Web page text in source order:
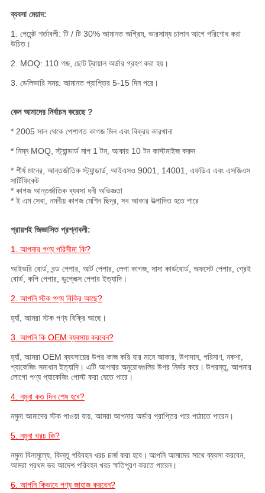
ব্যবসা মেয়াদ:
1. পেমেন্ট শর্তাবলী: টি / টি 30% আমানত অগ্রিম, ভারসাম্য চালান আগে পরিশোধ করা
উচিত।
2. MOQ: 110 গজ, ছোট ট্রায়াল অর্ডার গ্রহণ করা হয়।
3. ডেলিভারি সময়: আমানত প্রাপ্তির 5-15 দিন পরে।
কেন আমাদের নির্বাচন করেছে ?
* 2005 সাল থেকে পেশাগত কাগজ মিল এবং বিক্রয় কারখানা
* নিম্ন MOQ, স্ট্যান্ডার্ড মাপ 1 টন, আকার 10 টন কাস্টমাইজ করুন
* শীর্ষ মানের, আন্তর্জাতিক স্ট্যান্ডার্ড, আইএসও 9001, 14001, এফডিএ এবং এসজিএস
সার্টিফিকেট
* কাগজ আন্তর্জাতিক ব্যবসা ধনী অভিজ্ঞতা
* ই এম সেবা, নমনীয় কাগজ মেশিন ছিদ্র, সব আকার উত্পাদিত হতে পারে
প্রায়শই জিজ্ঞাসিত প্রশ্নাবলী:
1. আপনার পণ্য পরিসীমা কি?
আইভরি বোর্ড, বন্ড পেপার, আর্ট পেপার, লেপা কাগজ, সাদা কার্ডবোর্ড, অফসেট পেপার, গ্রেই
বোর্ড, কপি পেপার, ডুপ্লেক্স পেপার ইত্যাদি।
2. আপনি স্টক পণ্য বিক্রি আছে?
হ্যাঁ, আমরা স্টক পণ্য বিক্রি আছে।
3. আপনি কি OEM ব্যবসায় করবেন?
হ্যাঁ, আমরা OEM ব্যবসায়ের উপর কাজ করি যার মানে আকার, উপাদান, পরিমাণ, নকশা,
প্যাকেজিং সমাধান ইত্যাদি। এটি আপনার অনুরোধগুলির উপর নির্ভর করে। উপরন্তু, আপনার
লোগো পণ্য প্যাকেজিং পোস্ট করা যেতে পারে।
4. নমুনা কত দিন শেষ হবে?
নমুনা আমাদের স্টক পাওয়া যায়, আমরা আপনার অর্ডার প্রাপ্তির পরে পাঠাতে পারেন।
5. নমুনা খরচ কি?
নমুনা বিনামূল্যে, কিন্তু পরিবহন খরচ চার্জ করা হবে। আপনি আমাদের সাথে ব্যবসা করবেন,
আমরা প্রথম ভর আদেশ পরিবহন খরচ ক্ষতিপূরণ করতে পারেন।
6. আপনি কিভাবে পণ্য জাহাজ করবেন?